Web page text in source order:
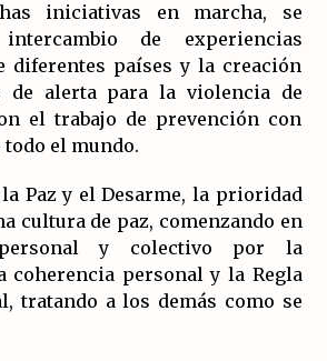
iniciativas en marcha, se
de experiencias
diferentes países y la creación
de alerta para la violencia de
el trabajo de prevención con
el mundo.
Paz y el Desarme, la prioridad
cultura de paz, comenzando en
y colectivo por la
coherencia personal y la Regla
tratando a los demás como se